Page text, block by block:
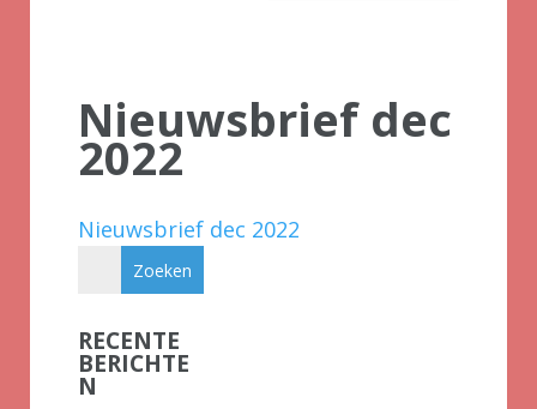
Nieuwsbrief dec
2022
Nieuwsbrief dec 2022
RECENTE
BERICHTE
N